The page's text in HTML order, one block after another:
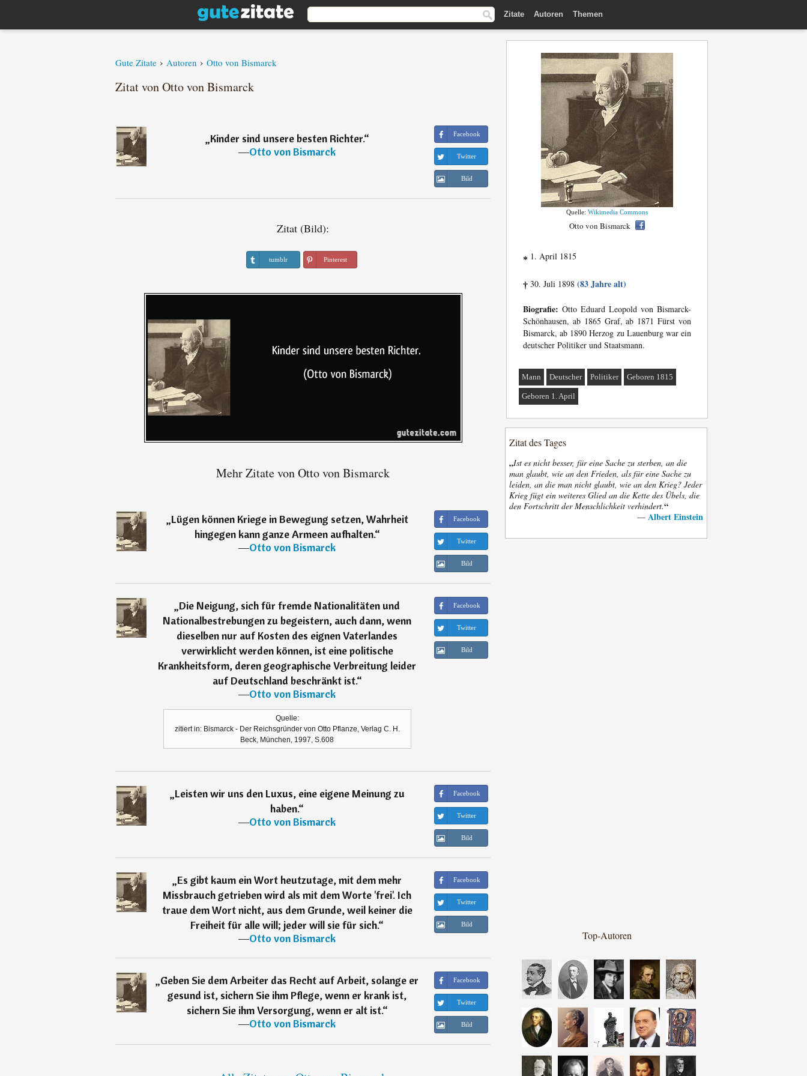
Zitate Autoren Themen
Gute Zitate › Autoren › Otto von Bismarck
Zitat von Otto von Bismarck
„Kinder sind unsere besten Richter.“
―Otto von Bismarck
Facebook
Twitter
Bild
Zitat (Bild):
tumblr Pinterest
Mehr Zitate von Otto von Bismarck
„Lügen können Kriege in Bewegung setzen, Wahrheit
hingegen kann ganze Armeen aufhalten.“
―Otto von Bismarck
Facebook
Twitter
Bild
„Die Neigung, sich für fremde Nationalitäten und
Nationalbestrebungen zu begeistern, auch dann, wenn
dieselben nur auf Kosten des eignen Vaterlandes
verwirklicht werden können, ist eine politische
Krankheitsform, deren geographische Verbreitung leider
auf Deutschland beschränkt ist.“
―Otto von Bismarck
Quelle:
zitiert in: Bismarck - Der Reichsgründer von Otto Pflanze, Verlag C. H.
Beck, München, 1997, S.608
Facebook
Twitter
Bild
„Leisten wir uns den Luxus, eine eigene Meinung zu
haben.“
―Otto von Bismarck
Facebook
Twitter
Bild
„Es gibt kaum ein Wort heutzutage, mit dem mehr
Missbrauch getrieben wird als mit dem Worte 'frei'. Ich
traue dem Wort nicht, aus dem Grunde, weil keiner die
Freiheit für alle will; jeder will sie für sich.“
―Otto von Bismarck
Facebook
Twitter
Bild
„Geben Sie dem Arbeiter das Recht auf Arbeit, solange er
gesund ist, sichern Sie ihm Pflege, wenn er krank ist,
sichern Sie ihm Versorgung, wenn er alt ist.“
―Otto von Bismarck
Facebook
Twitter
Bild
Quelle: Wikimedia Commons
Otto von Bismarck
* 1. April 1815
† 30. Juli 1898 (83 Jahre alt)
Biografie: Otto Eduard Leopold von Bismarck-
Schönhausen, ab 1865 Graf, ab 1871 Fürst von
Bismarck, ab 1890 Herzog zu Lauenburg war ein
deutscher Politiker und Staatsmann.
Mann Deutscher Politiker Geboren 1815
Geboren 1. April
Zitat des Tages
„Ist es nicht besser, für eine Sache zu sterben, an die
man glaubt, wie an den Frieden, als für eine Sache zu
leiden, an die man nicht glaubt, wie an den Krieg? Jeder
Krieg fügt ein weiteres Glied an die Kette des Übels, die
den Fortschritt der Menschlichkeit verhindert.“
— Albert Einstein
Top-Autoren